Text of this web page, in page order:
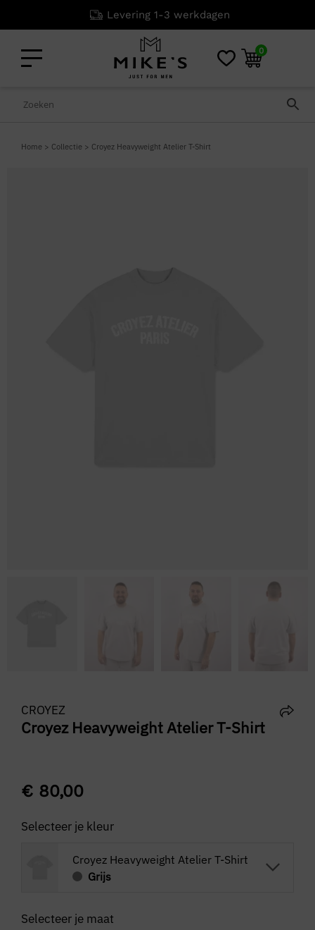
0
Home > Collectie > Croyez Heavyweight Atelier T-Shirt
CROYEZ
Croyez Heavyweight Atelier T-Shirt
€ 80,00
Selecteer je kleur
Croyez Heavyweight Atelier T-Shirt
Grijs